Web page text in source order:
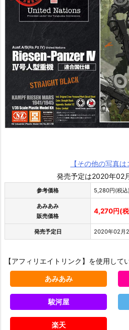
【その他の写真は
発売予定は2020年02
参考価格 5,280円(税込)
あみあみ
販売価格
4,270円(
発売予定日 2020年02月
【アフィリエイトリンク】を使用して
あみあみ
駿河屋
楽天